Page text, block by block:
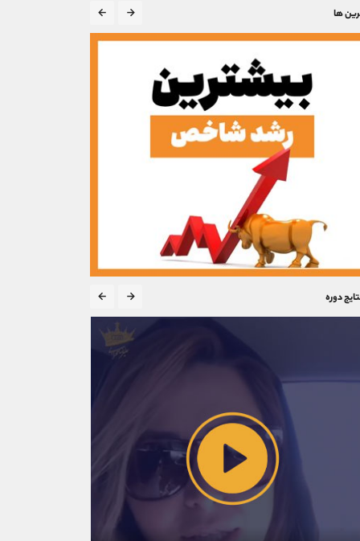
ها
دوره